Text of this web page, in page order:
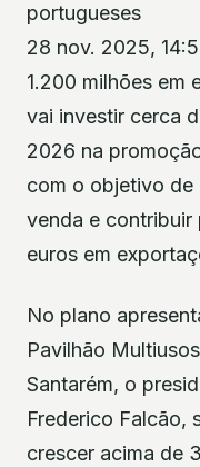
portugueses
28 nov. 2025,
1.200 milhões em
vai investir cerca
2026 na
com o objetivo de
venda e contribuir
euros em
No plano
Pavilhão
Santarém, o
Frederico Falcão,
crescer acima de